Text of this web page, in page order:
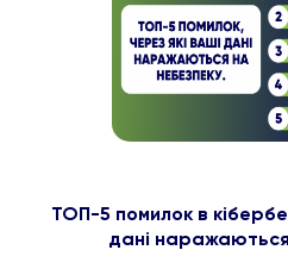
ТОП-5 помилок в
дані